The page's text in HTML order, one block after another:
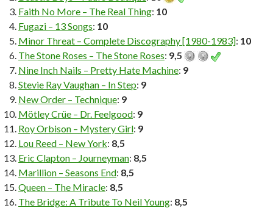
Faith No More – The Real Thing: 10
Fugazi – 13 Songs: 10
Minor Threat – Complete Discography [1980-1983]: 10
The Stone Roses – The Stone Roses: 9,5
Nine Inch Nails – Pretty Hate Machine: 9
Stevie Ray Vaughan – In Step: 9
New Order – Technique: 9
Mötley Crüe – Dr. Feelgood: 9
Roy Orbison – Mystery Girl: 9
Lou Reed – New York: 8,5
Eric Clapton – Journeyman: 8,5
Marillion – Seasons End: 8,5
Queen – The Miracle: 8,5
The Bridge: A Tribute To Neil Young: 8,5